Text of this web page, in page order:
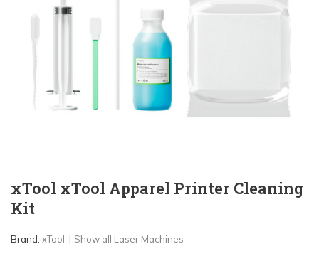
xTool xTool Apparel Printer Cleaning
Kit
Brand: xTool Show all Laser Machines